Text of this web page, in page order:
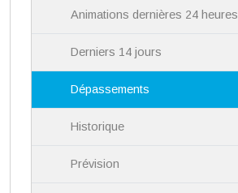
Animations dernières 24 heures
Derniers 14 jours
Dépassements
Historique
Prévision